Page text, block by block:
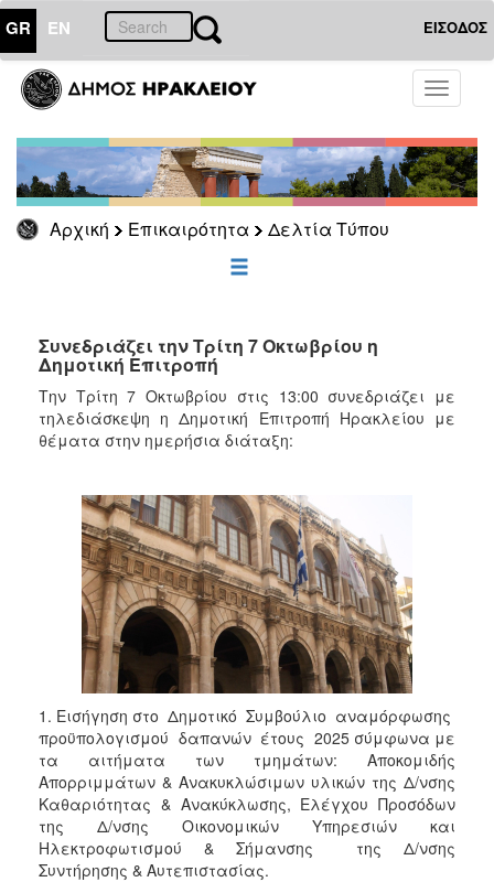
GR EN ΕΙΣΟΔΟΣ
Toggle
Αρχική Επικαιρότητα Δελτία Τύπου
ΕΠΙΚΑΙΡΟΤΗΤΑ
Τύπου
Αρχείο
ΕΠΙΣΚΕΠΤΗΣ
ΗΡΑΚΛΕΙΟ
Συνεδριάζει την Τρίτη 7 Οκτωβρίου η
Δημοτική Επιτροπή
Την Τρίτη 7 Οκτωβρίου στις 13:00 συνεδριάζει με
τηλεδιάσκεψη η Δημοτική Επιτροπή Ηρακλείου με
θέματα στην ημερήσια διάταξη:
1. Εισήγηση στο Δημοτικό Συμβούλιο αναμόρφωσης
προϋπολογισμού δαπανών έτους 2025 σύμφωνα με
τα αιτήματα των τμημάτων: Αποκομιδής
Απορριμμάτων & Ανακυκλώσιμων υλικών της Δ/νσης
Καθαριότητας & Ανακύκλωσης, Ελέγχου Προσόδων
της Δ/νσης Οικονομικών Υπηρεσιών και
Ηλεκτροφωτισμού & Σήμανσης της Δ/νσης
Συντήρησης & Αυτεπιστασίας.